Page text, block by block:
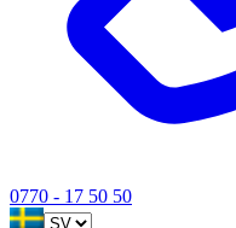
0770 - 17 50 50